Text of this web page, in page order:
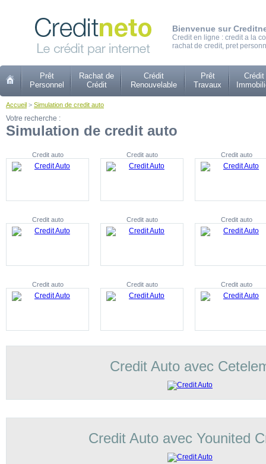
Bienvenue sur
Credit en ligne : credit a la
rachat de credit, pret
Prêt
Personnel
Rachat de
Crédit
Crédit
Renouvelable
Prêt
Travaux
Crédit
Accueil > Simulation de credit auto
Votre recherche :
Simulation de credit auto
Credit auto Credit auto Credit auto
Credit auto Credit auto Credit auto
Credit auto Credit auto Credit auto
Credit Auto avec
Credit Auto avec Younited